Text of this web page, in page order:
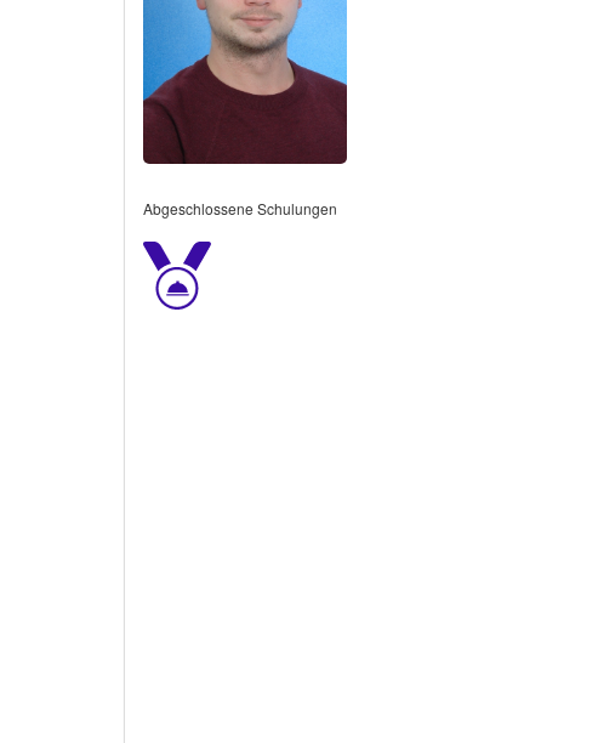
Abgeschlossene Schulungen